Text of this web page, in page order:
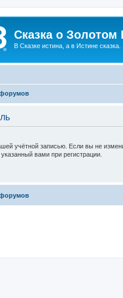
Сказка о Золотом
В Сказке истина, а в Истине сказка.
учётной записью. Если вы не
вами при регистрации.